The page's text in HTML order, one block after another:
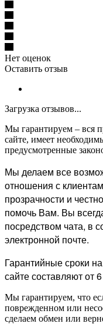
Нет оценок
Оставить отзыв
Загрузка отзывов...
Мы гарантируем – вся
сайте, имеет
предусмотренные
Мы делаем все
отношения с
прозрачности и
помочь Вам. Вы
посредством чата, в
электронной почте.
Гарантийные сроки
сайте составляют от
Мы гарантируем, что
поврежденном или
сделаем обмен или